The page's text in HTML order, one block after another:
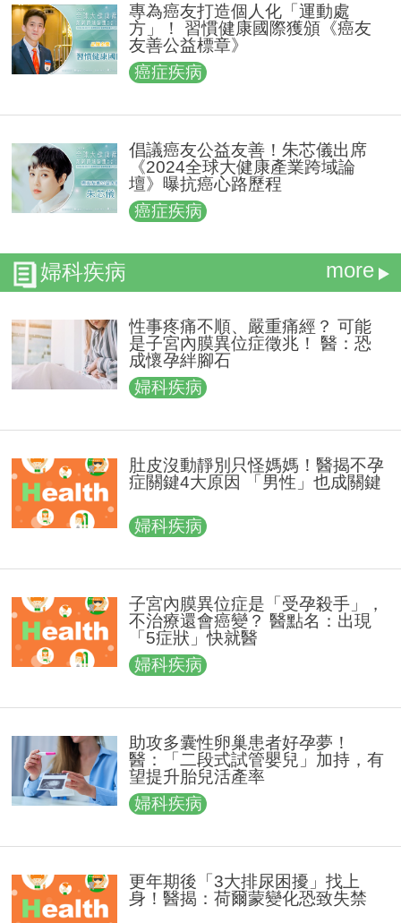
專為癌友打造個人化「運動處
方」！ 習慣健康國際獲頒《癌友
友善公益標章》
癌症疾病
倡議癌友公益友善！朱芯儀出席
《2024全球大健康產業跨域論
壇》曝抗癌心路歷程
癌症疾病
婦科疾病 more
性事疼痛不順、嚴重痛經？ 可能
是子宮內膜異位症徵兆！ 醫：恐
成懷孕絆腳石
婦科疾病
肚皮沒動靜別只怪媽媽！醫揭不孕
症關鍵4大原因 「男性」也成關鍵
婦科疾病
子宮內膜異位症是「受孕殺手」，
不治療還會癌變？ 醫點名：出現
「5症狀」快就醫
婦科疾病
助攻多囊性卵巢患者好孕夢！
醫：「二段式試管嬰兒」加持，有
望提升胎兒活產率
婦科疾病
更年期後「3大排尿困擾」找上
身！醫揭：荷爾蒙變化恐致失禁